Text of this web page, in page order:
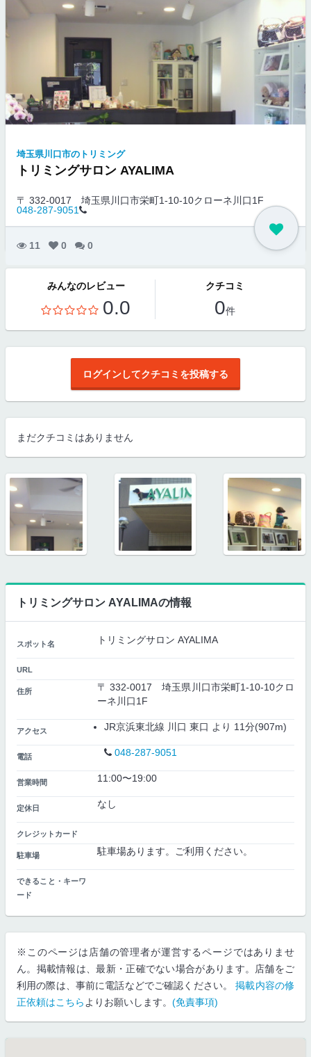
埼玉県川口市のトリミング
トリミングサロン AYALIMA
〒 332-0017
埼玉県川口市栄町1-10-10クローネ川口1F
048-287-9051
11 0 0
みんなのレビュー
0.0
クチコミ
0件
ログインしてクチコミを投稿する
まだクチコミはありません
トリミングサロン AYALIMAの情報
スポット名 トリミングサロン AYALIMA
URL
住所
〒 332-0017 埼玉県川口市栄町1-10-10クロ
ーネ川口1F
アクセス JR京浜東北線 川口 東口 より 11分(907m)
電話 048-287-9051
営業時間 11:00〜19:00
定休日 なし
クレジットカード
駐車場 駐車場あります。ご利用ください。
できること・キーワ
ード
※このページは店舗の管理者が運営するページではありませ
ん。掲載情報は、最新・正確でない場合があります。店舗をご
利用の際は、事前に電話などでご確認ください。掲載内容の修
正依頼はこちら よりお願いします。 (免責事項)